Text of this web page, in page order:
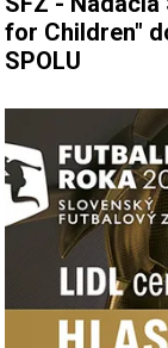
for Children"
SPOLU